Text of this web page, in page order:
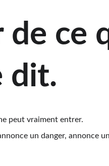
de ce
dit.
peut vraiment entrer.
un danger, annonce